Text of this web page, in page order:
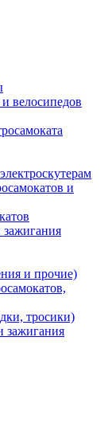
и велосипедов
и
зажигания
и прочие)
тросики)
зажигания